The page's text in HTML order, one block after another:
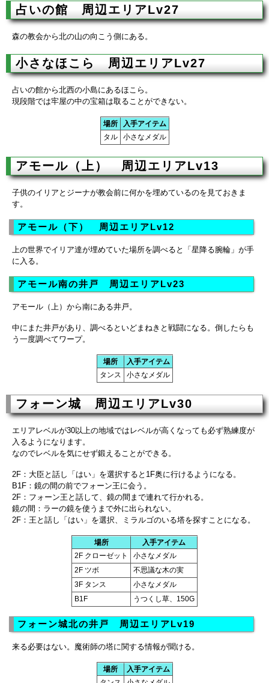
占いの館 周辺エリアLv27
森の教会から北の山の向こう側にある。
小さなほこら 周辺エリアLv27
占いの館から北西の小島にあるほこら。
現段階では牢屋の中の宝箱は取ることができない。
場所
入手アイテム
タル
小さなメダル
アモール（上） 周辺エリアLv13
子供のイリアとジーナが教会前に何かを埋めているのを見ておきま
す。
アモール（下） 周辺エリアLv12
上の世界でイリア達が埋めていた場所を調べると「星降る腕輪」が手
に入る。
アモール南の井戸 周辺エリアLv23
アモール（上）から南にある井戸。
中にまた井戸があり、調べるといどまねきと戦闘になる。倒したらも
う一度調べてワープ。
場所
入手アイテム
タンス
小さなメダル
フォーン城 周辺エリアLv30
エリアレベルが30以上の地域ではレベルが高くなっても必ず熟練度が
入るようになります。
なのでレベルを気にせず鍛えることができる。
2F：大臣と話し「はい」を選択すると1F奥に行けるようになる。
B1F：鏡の間の前でフォーン王に会う。
2F：フォーン王と話して、鏡の間まで連れて行かれる。
鏡の間：ラーの鏡を使うまで外に出られない。
2F：王と話し「はい」を選択、ミラルゴのいる塔を探すことになる。
場所
入手アイテム
2F クローゼット
小さなメダル
2F ツボ
不思議な木の実
3F タンス
小さなメダル
B1F
うつくし草、150G
フォーン城北の井戸 周辺エリアLv19
来る必要はない。魔術師の塔に関する情報が聞ける。
場所
入手アイテム